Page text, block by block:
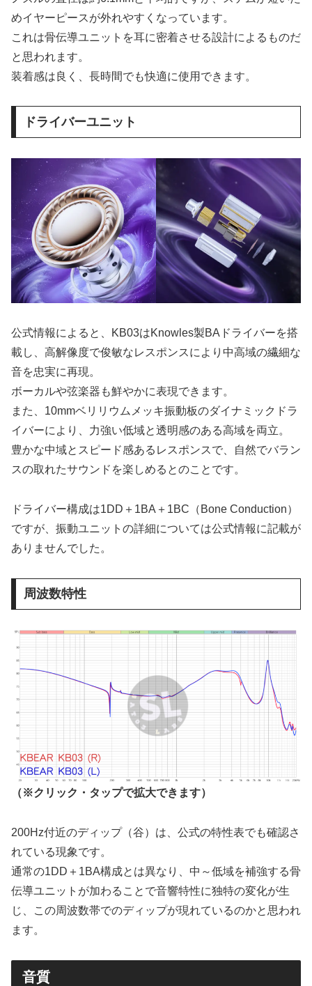
めイヤーピースが外れやすくなっています。
これは骨伝導ユニットを耳に密着させる設計によるものだ
と思われます。
装着感は良く、長時間でも快適に使用できます。
ドライバーユニット
公式情報によると、KB03はKnowles製BAドライバーを搭
載し、高解像度で俊敏なレスポンスにより中高域の繊細な
音を忠実に再現。
ボーカルや弦楽器も鮮やかに表現できます。
また、10mmベリリウムメッキ振動板のダイナミックドラ
イバーにより、力強い低域と透明感のある高域を両立。
豊かな中域とスピード感あるレスポンスで、自然でバラン
スの取れたサウンドを楽しめるとのことです。
ドライバー構成は1DD＋1BA＋1BC（Bone Conduction）
ですが、振動ユニットの詳細については公式情報に記載が
ありませんでした。
周波数特性
（※クリック・タップで拡大できます）
200Hz付近のディップ（谷）は、公式の特性表でも確認さ
れている現象です。
通常の1DD＋1BA構成とは異なり、中～低域を補強する骨
伝導ユニットが加わることで音響特性に独特の変化が生
じ、この周波数帯でのディップが現れているのかと思われ
ます。
音質